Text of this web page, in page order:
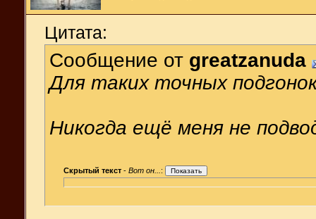
Цитата:
Сообщение от greatzanuda
Для таких точных
Никогда ещё меня не
Скрытый текст - Вот он... :